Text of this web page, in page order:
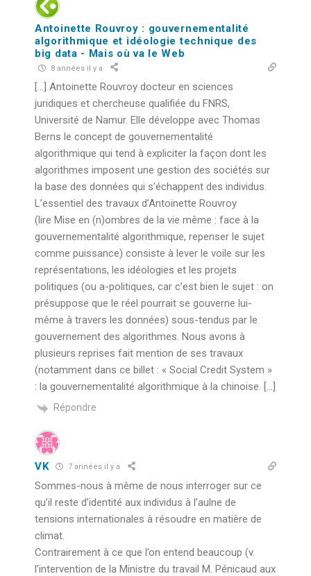
Antoinette Rouvroy : gouvernementalité
algorithmique et idéologie technique des
big data - Mais où va le Web
8 années il y a
[…] Antoinette Rouvroy docteur en sciences
juridiques et chercheuse qualifiée du FNRS,
Université de Namur. Elle développe avec Thomas
Berns le concept de gouvernementalité
algorithmique qui tend à expliciter la façon dont les
algorithmes imposent une gestion des sociétés sur
la base des données qui s’échappent des individus.
L’essentiel des travaux d’Antoinette Rouvroy
(lire Mise en (n)ombres de la vie même : face à la
gouvernementalité algorithmique, repenser le sujet
comme puissance) consiste à lever le voile sur les
représentations, les idéologies et les projets
politiques (ou a-politiques, car c’est bien le sujet : on
présuppose que le réel pourrait se gouverne lui-
même à travers les données) sous-tendus par le
gouvernement des algorithmes. Nous avons à
plusieurs reprises fait mention de ses travaux
(notamment dans ce billet : « Social Credit System »
: la gouvernementalité algorithmique à la chinoise. […]
Répondre
VK 7 années il y a
Sommes-nous à même de nous interroger sur ce
qu’il reste d’identité aux individus à l’aulne de
tensions internationales à résoudre en matière de
climat.
Contrairement à ce que l’on entend beaucoup (v.
l’intervention de la Ministre du travail M. Pénicaud aux